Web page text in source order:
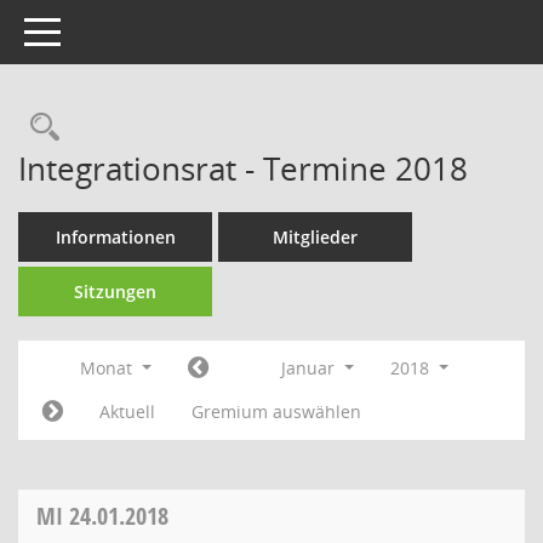
Toggle navigation
Rechercheauswahl
Integrationsrat - Termine 2018
Informationen Mitglieder
Sitzungen
Monat Januar
2018
Aktuell
Gremium auswählen
MI 24.01.2018